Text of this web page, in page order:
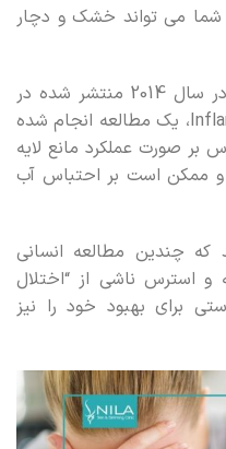
شما می تواند خشک و دچار
با توجه به یک منبع قابل اعتماد در سال 2014 منتشر شده در
Inflammation & Alergy Drug Targets، یک مطالعه انجام شده
بر صورت عملکرد مانع لایه
ممکن است بر احتباس آب
که چندین مطالعه انسانی
استرس ناشی از “اختلال
برای بهبود خود را نیز